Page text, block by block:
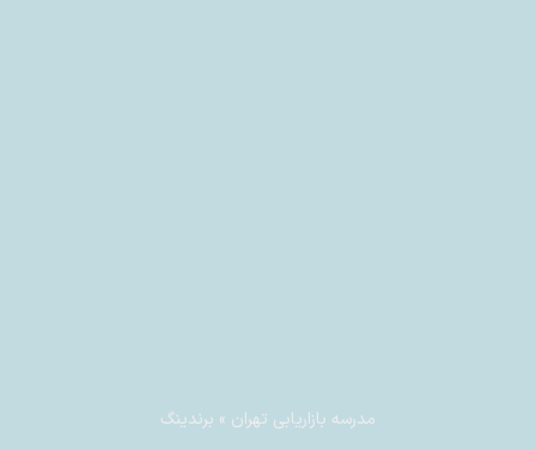
مدرسه بازاریابی تهران » برندینگ